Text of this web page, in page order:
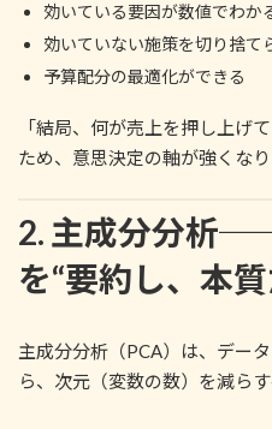
効いている要因が数値でわか
効いていない施策を切り捨て
予算配分の最適化ができる
「結局、何が売上を押し上げ
ため、意思決定の軸が強くなり
2. 主成分分析
を“要約し、本
主成分分析（PCA）は、デー
ら、次元（変数の数）を減らす